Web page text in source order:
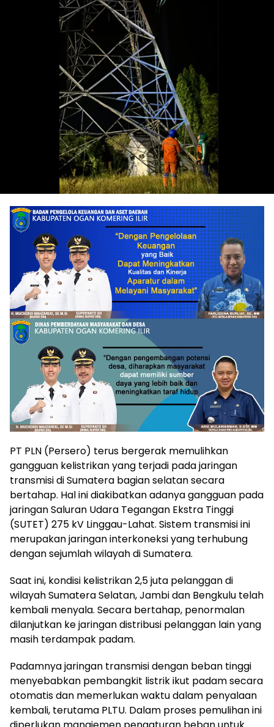
PT PLN (Persero) terus bergerak memulihkan
gangguan kelistrikan yang terjadi pada jaringan
transmisi di Sumatera bagian selatan secara
bertahap. Hal ini diakibatkan adanya gangguan pada
jaringan Saluran Udara Tegangan Ekstra Tinggi
(SUTET) 275 kV Linggau-Lahat. Sistem transmisi ini
merupakan jaringan interkoneksi yang terhubung
dengan sejumlah wilayah di Sumatera.
Saat ini, kondisi kelistrikan 2,5 juta pelanggan di
wilayah Sumatera Selatan, Jambi dan Bengkulu telah
kembali menyala. Secara bertahap, penormalan
dilanjutkan ke jaringan distribusi pelanggan lain yang
masih terdampak padam.
Padamnya jaringan transmisi dengan beban tinggi
menyebabkan pembangkit listrik ikut padam secara
otomatis dan memerlukan waktu dalam penyalaan
kembali, terutama PLTU. Dalam proses pemulihan ini